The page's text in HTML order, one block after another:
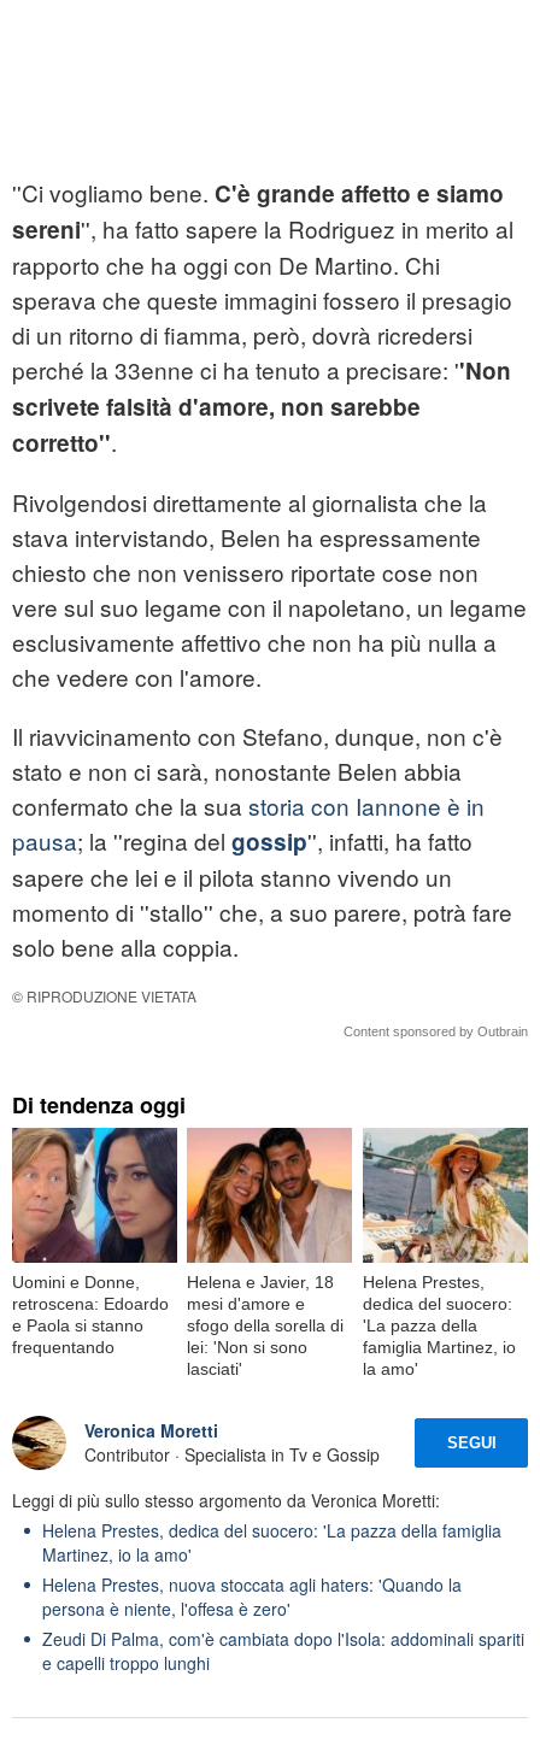
''Ci vogliamo bene. C'è grande affetto e siamo
sereni'', ha fatto sapere la Rodriguez in merito al
rapporto che ha oggi con De Martino. Chi
sperava che queste immagini fossero il presagio
di un ritorno di fiamma, però, dovrà ricredersi
perché la 33enne ci ha tenuto a precisare: ''Non
scrivete falsità d'amore, non sarebbe
corretto''.
Rivolgendosi direttamente al giornalista che la
stava intervistando, Belen ha espressamente
chiesto che non venissero riportate cose non
vere sul suo legame con il napoletano, un legame
esclusivamente affettivo che non ha più nulla a
che vedere con l'amore.
Il riavvicinamento con Stefano, dunque, non c'è
stato e non ci sarà, nonostante Belen abbia
confermato che la sua storia con Iannone è in
pausa; la ''regina del gossip'', infatti, ha fatto
sapere che lei e il pilota stanno vivendo un
momento di ''stallo'' che, a suo parere, potrà fare
solo bene alla coppia.
© RIPRODUZIONE VIETATA
Content sponsored by Outbrain
Di tendenza oggi
Uomini e Donne,
retroscena: Edoardo
e Paola si stanno
frequentando
Helena e Javier, 18
mesi d'amore e
sfogo della sorella di
lei: 'Non si sono
lasciati'
Helena Prestes,
dedica del suocero:
'La pazza della
famiglia Martinez, io
la amo'
Veronica Moretti
Contributor · Specialista in Tv e Gossip
SEGUI
Leggi di più sullo stesso argomento da Veronica Moretti:
Helena Prestes, dedica del suocero: 'La pazza della famiglia
Martinez, io la amo'
Helena Prestes, nuova stoccata agli haters: 'Quando la
persona è niente, l'offesa è zero'
Zeudi Di Palma, com'è cambiata dopo l'Isola: addominali spariti
e capelli troppo lunghi